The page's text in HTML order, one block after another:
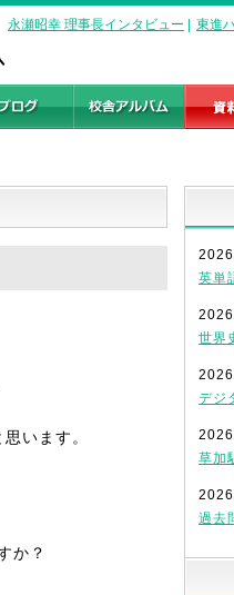
永瀬昭幸 理事長インタビュー 東進
います。
か？
英単
世界
デジ
草加
過去